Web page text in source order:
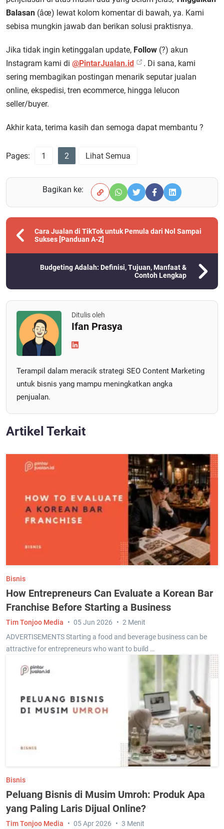
Balasan (âœ) lewat kolom komentar di bawah, ya. Kami
sebisa mungkin jawab dan berikan solusi praktisnya.
Jika tidak ingin ketinggalan update, Follow (?) akun
Instagram kami di @PintarJualan.id
. Di sana, kami
sering membagikan postingan menarik seputar jualan
online, ekspedisi, tren ecommerce, hingga lelucon
seller/buyer.
Akhir kata, terima kasih dan semoga dapat membantu ?
Pages: 1 2 Lihat Semua
Bagikan ke:
Cara Jualan di TikTok untuk Pemula dari Nol Sampai
Sukses [Panduan A-Z]
Budgeting Adalah: Definisi, Tujuan, Manfaat &
Contoh Lengkap
Ditulis oleh
Ifan Prasya
Terampil dalam meracik strategi SEO Content Marketing
untuk bisnis yang mampu meningkatkan angka
penjualan.
Artikel Terkait
Bisnis
How Entrepreneurs Can Evaluate a Korean Bar
Franchise Before Starting a Business
ADVERTISEMENTS Starting a food and beverage business can be
attractive for entrepreneurs who want to build …
Tim Tonjoo Media 05 Jun 2026 2 Menit
Bisnis
Peluang Bisnis di Musim Umroh: Produk Apa
yang Paling Laris Dijual Online?
Tim Tonjoo Media 05 Apr 2026 3 Menit